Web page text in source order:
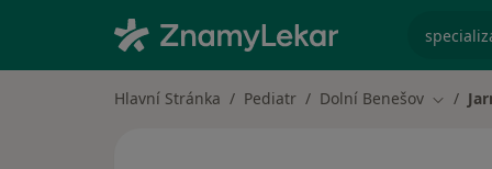
Hlavní Stránka Pediatr Dolní Benešov Změna